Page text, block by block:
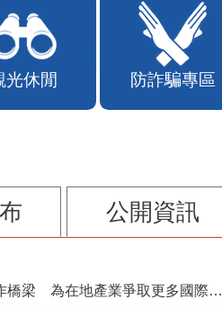
光休閒 防詐騙專區
公開資訊
把握國際交流契機 苗栗縣政府搭建海外合作橋梁 為在地產業爭取更多國際市場機會